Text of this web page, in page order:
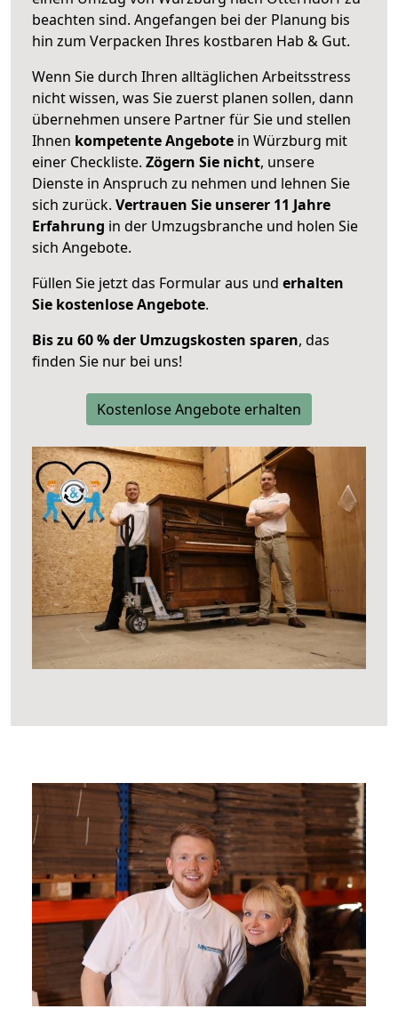
beachten sind. Angefangen bei der Planung bis
hin zum Verpacken Ihres kostbaren Hab & Gut.
Wenn Sie durch Ihren alltäglichen Arbeitsstress
nicht wissen, was Sie zuerst planen sollen, dann
übernehmen unsere Partner für Sie und stellen
Ihnen kompetente Angebote in Würzburg mit
einer Checkliste. Zögern Sie nicht, unsere
Dienste in Anspruch zu nehmen und lehnen Sie
sich zurück. Vertrauen Sie unserer 11 Jahre
Erfahrung in der Umzugsbranche und holen Sie
sich Angebote.
Füllen Sie jetzt das Formular aus und erhalten
Sie kostenlose Angebote.
Bis zu 60 % der Umzugskosten sparen, das
finden Sie nur bei uns!
Kostenlose Angebote erhalten